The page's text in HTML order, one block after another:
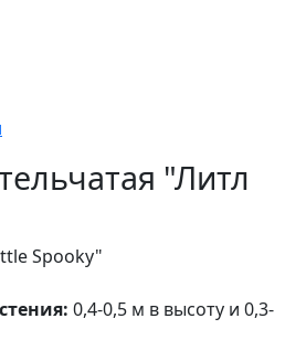
"Литл
Spooky"
0,4-0,5 м в высоту и 0,3-